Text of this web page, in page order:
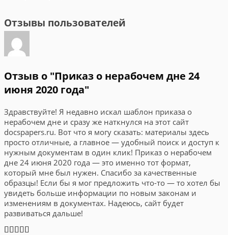
Отзывы пользователей
Отзыв о "Приказ о нерабочем дне 24
июня 2020 года"
Здравствуйте! Я недавно искал шаблон приказа о
нерабочем дне и сразу же наткнулся на этот сайт
docspapers.ru. Вот что я могу сказать: материалы здесь
просто отличные, а главное — удобный поиск и доступ к
нужным документам в один клик! Приказ о нерабочем
дне 24 июня 2020 года — это именно тот формат,
который мне был нужен. Спасибо за качественные
образцы! Если бы я мог предложить что-то — то хотел бы
увидеть больше информации по новым законам и
изменениям в документах. Надеюсь, сайт будет
развиваться дальше!